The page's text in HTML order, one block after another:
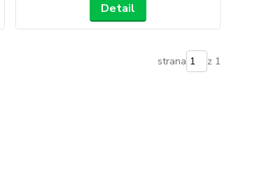
Detail
strana z 1